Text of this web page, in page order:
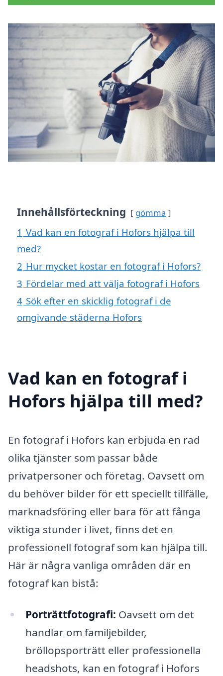
Innehållsförteckning gömma
1 Vad kan en fotograf i Hofors hjälpa till
med?
2 Hur mycket kostar en fotograf i Hofors?
3 Fördelar med att välja fotograf i Hofors
4 Sök efter en skicklig fotograf i de
omgivande städerna Hofors
Vad kan en fotograf i
Hofors hjälpa till med?
En fotograf i Hofors kan erbjuda en rad
olika tjänster som passar både
privatpersoner och företag. Oavsett om
du behöver bilder för ett speciellt tillfälle,
marknadsföring eller bara för att fånga
viktiga stunder i livet, finns det en
professionell fotograf som kan hjälpa till.
Här är några vanliga områden där en
fotograf kan bistå:
Porträttfotografi: Oavsett om det
handlar om familjebilder,
bröllopsporträtt eller professionella
headshots, kan en fotograf i Hofors